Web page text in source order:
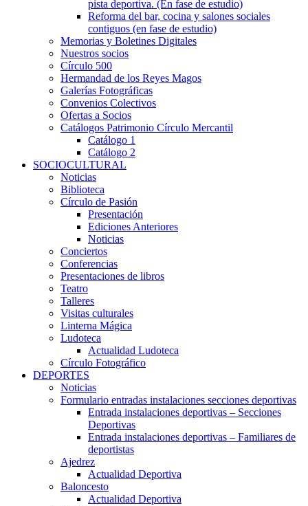
pista deportiva. (En fase de estudio)
Reforma del bar, cocina y salones sociales
contiguos (en fase de estudio)
Memorias y Boletines Digitales
Nuestros socios
Círculo 500
Hermandad de los Reyes Magos
Galerías Fotográficas
Convenios Colectivos
Ofertas a Socios
Catálogos Patrimonio Círculo Mercantil
Catálogo 1
Catálogo 2
SOCIOCULTURAL
Noticias
Biblioteca
Círculo de Pasión
Presentación
Ediciones Anteriores
Noticias
Conciertos
Conferencias
Presentaciones de libros
Teatro
Talleres
Visitas culturales
Linterna Mágica
Ludoteca
Actualidad Ludoteca
Círculo Fotográfico
DEPORTES
Noticias
Formulario entradas instalaciones secciones deportivas
Entrada instalaciones deportivas – Secciones
Deportivas
Entrada instalaciones deportivas – Familiares de
deportistas
Ajedrez
Actualidad Deportiva
Baloncesto
Actualidad Deportiva